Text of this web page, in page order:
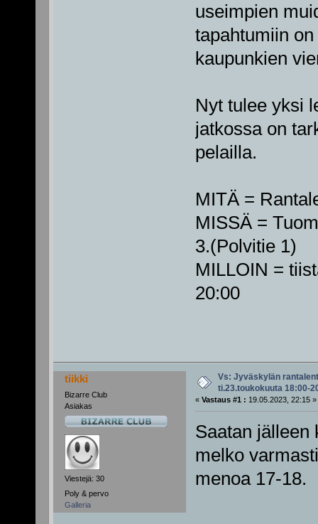
useimpien
tapahtumiin
kaupunkien
Nyt tulee yksi
jatkossa on
pelailla.
MITÄ =
MISSÄ =
3.(Polvitie 1)
MILLOIN =
20:00
tiikki
Bizarre Club
Asiakas
Viestejä: 30
Poly & pervo
Galleria
Vs: Jyväskylän
ti.23.toukokuuta 18:00-
« Vastaus #1 : 19.05.2023, 22:15 »
Saatan jälleen
melko
menoa 17-18.